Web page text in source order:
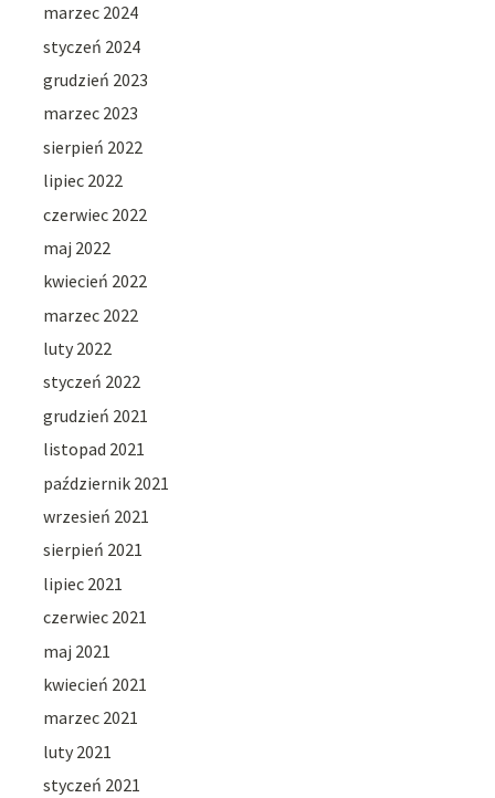
marzec 2024
styczeń 2024
grudzień 2023
marzec 2023
sierpień 2022
lipiec 2022
czerwiec 2022
maj 2022
kwiecień 2022
marzec 2022
luty 2022
styczeń 2022
grudzień 2021
listopad 2021
październik 2021
wrzesień 2021
sierpień 2021
lipiec 2021
czerwiec 2021
maj 2021
kwiecień 2021
marzec 2021
luty 2021
styczeń 2021